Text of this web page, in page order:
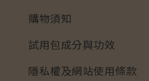
購物須知
試用包成分與功效
隱私權及網站使用條款